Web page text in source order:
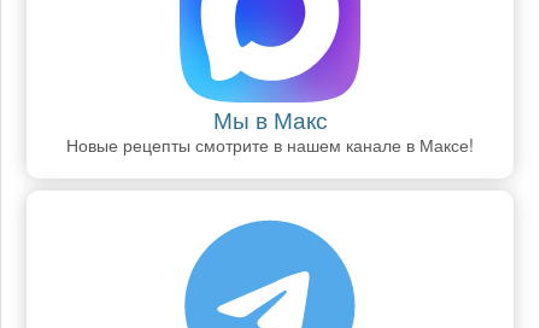
Мы в Макс
Новые рецепты смотрите в нашем канале в Максе!